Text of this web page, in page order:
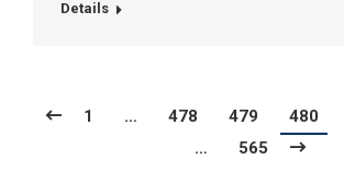
Details
1 … 478 479 480
…
565